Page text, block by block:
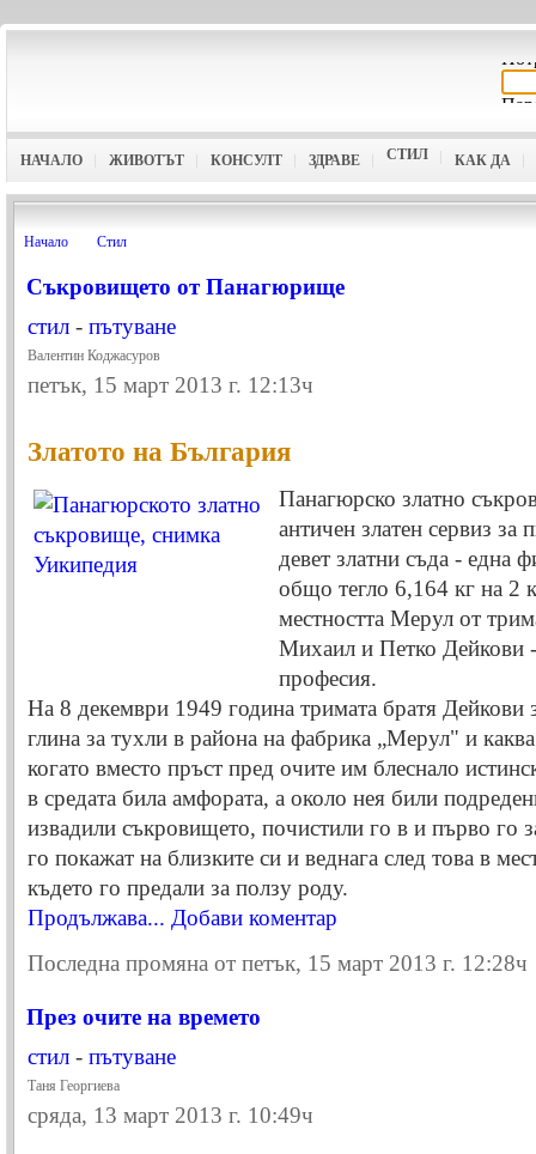
НАЧАЛО ЖИВОТЪТ КОНСУЛТ ЗДРАВЕ СТИЛ КАК ДА
Начало Стил
Съкровището от Панагюрище
стил - пътуване
Валентин Коджасуров
петък, 15 март 2013 г. 12:13ч
Златото на България
Панагюрско златно
античен златен сервиз за
девет златни съда - една
общо тегло 6,164 кг на 2
местността Мерул от
Михаил и Петко Дейкови
професия.
На 8 декември 1949 година тримата братя Дейкови
глина за тухли в района на фабрика „Мерул" и
когато вместо пръст пред очите им блеснало
в средата била амфората, а около нея били
извадили съкровището, почистили го в и първо го
го покажат на близките си и веднага след това в
където го предали за ползу роду.
Продължава... Добави коментар
Последна промяна от петък, 15 март 2013 г. 12:28ч
През очите на времето
стил - пътуване
Таня Георгиева
сряда, 13 март 2013 г. 10:49ч